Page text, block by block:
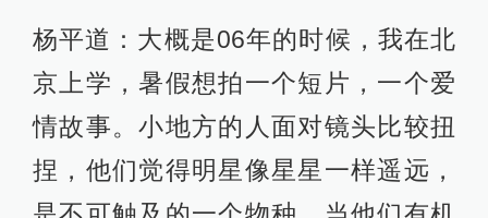
样了。这很麻烦，后来我就不提这件
事情了。我去找演员的时候也会很麻
烦，男的比较无所谓，兄弟朋友一起
觉得好玩，女的就觉得这个不是她们
应该干的事情，会觉得太抛头露面